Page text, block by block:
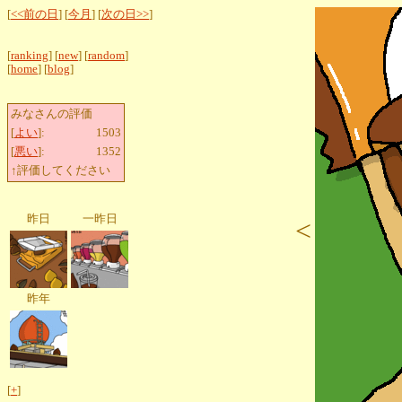
[<<前の日 ] [今月 ] [次の日>>]
[ranking] [new] [random]
[home] [blog]
みなさんの評価
[よい]:
1503
[悪い]:
1352
↑評価してください
昨日 一昨日
昨年
[+]
<